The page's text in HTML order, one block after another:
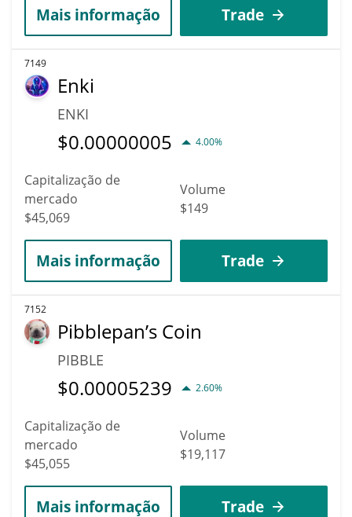
Mais informação Trade
7149
Enki
ENKI
$0.00000005 4.00%
Capitalização de
mercado
$45,069
Volume
$149
Mais informação Trade
7152
Pibblepan’s Coin
PIBBLE
$0.00005239 2.60%
Capitalização de
mercado
$45,055
Volume
$19,117
Mais informação Trade